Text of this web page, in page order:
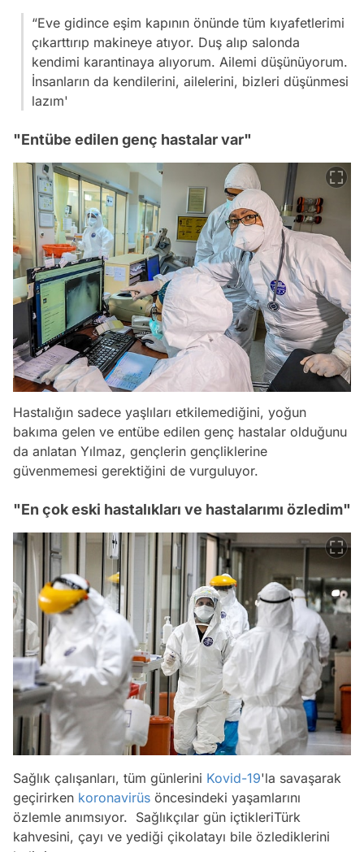
“Eve gidince eşim kapının önünde tüm kıyafetlerimi
çıkarttırıp makineye atıyor. Duş alıp salonda
kendimi karantinaya alıyorum. Ailemi düşünüyorum.
İnsanların da kendilerini, ailelerini, bizleri düşünmesi
lazım'
"Entübe edilen genç hastalar var"
Hastalığın sadece yaşlıları etkilemediğini, yoğun
bakıma gelen ve entübe edilen genç hastalar olduğunu
da anlatan Yılmaz, gençlerin gençliklerine
güvenmemesi gerektiğini de vurguluyor.
"En çok eski hastalıkları ve hastalarımı özledim"
Sağlık çalışanları, tüm günlerini Kovid-19'la savaşarak
geçirirken koronavirüs öncesindeki yaşamlarını
özlemle anımsıyor. Sağlıkçılar gün içtikleriTürk
kahvesini, çayı ve yediği çikolatayı bile özlediklerini